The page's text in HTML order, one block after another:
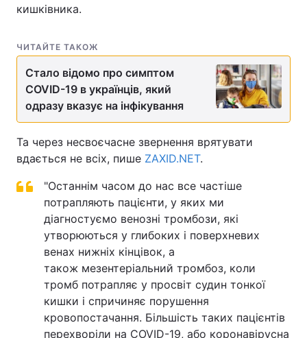
кишківника.
ЧИТАЙТЕ ТАКОЖ
Стало відомо про симптом
COVID-19 в українців, який
одразу вказує на інфікування
Та через несвоєчасне звернення врятувати
вдається не всіх, пише ZAXID.NET.
"Останнім часом до нас все частіше
потрапляють пацієнти, у яких ми
діагностуємо венозні тромбози, які
утворюються у глибоких і поверхневих
венах нижніх кінцівок, а
також мезентеріальний тромбоз, коли
тромб потрапляє у просвіт судин тонкої
кишки і спричиняє порушення
кровопостачання. Більшість таких пацієнтів
перехворіли на COVID-19, або коронавірусна